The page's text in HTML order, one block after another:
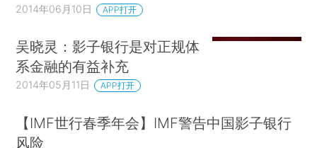
2014年06月10日 APP打开
吴晓灵：影子银行是对正规体
系金融的有益补充
2014年05月11日 APP打开
【IMF世行春季年会】IMF警告中国影子银行
风险